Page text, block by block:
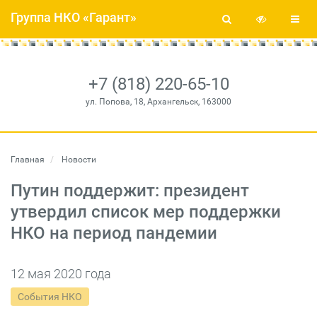
+7 (818) 220-65-10
ул. Попова, 18, Архангельск, 163000
Группа НКО «Гарант»
Главная Новости
Путин поддержит: президент
утвердил список мер поддержки
НКО на период пандемии
12 мая 2020 года
События НКО